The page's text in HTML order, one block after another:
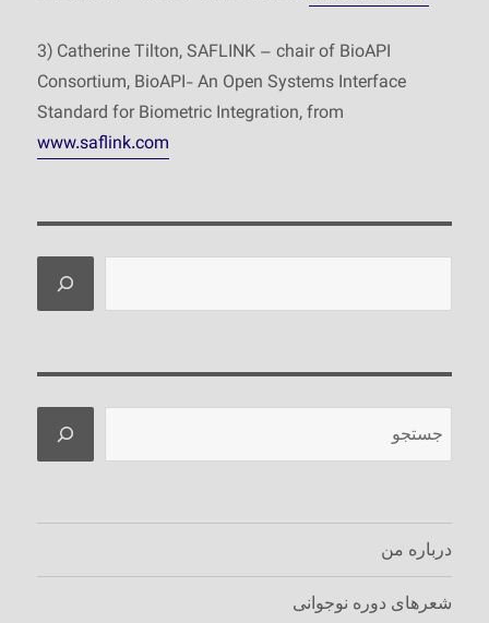
3) Catherine Tilton, SAFLINK – chair of BioAPI
Consortium, BioAPI- An Open Systems Interface
Standard for Biometric Integration, from
www.saflink.com
درباره من
شعرهای دوره نوجوانی